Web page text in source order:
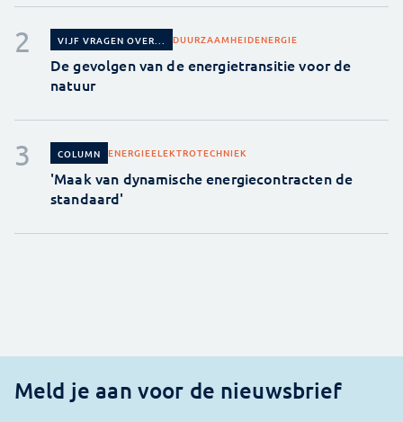
VIJF VRAGEN OVER... DUURZAAMHEIDENERGIE
De gevolgen van de energietransitie voor de
natuur
COLUMN ENERGIEELEKTROTECHNIEK
'Maak van dynamische energiecontracten de
standaard'
Meld je aan voor de nieuwsbrief